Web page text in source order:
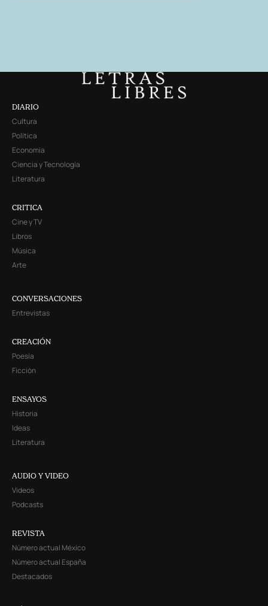
DIARIO
Cultura
Política
Economía
Ciencia y Tecnología
Literatura
CRITICA
Cine y TV
Libros
Música
Arte
CONVERSACIONES
Entrevistas
CREACIÓN
Poesía
Ficción
ENSAYOS
Historia
Ideas
Literatura
AUDIO Y VIDEO
Videos
Podcasts
REVISTA
Número actual México
Número actual España
Destacados